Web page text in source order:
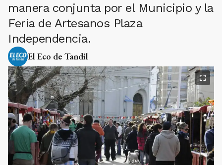
manera conjunta por el Municipio y la
Feria de Artesanos Plaza
Independencia.
El Eco de Tandil